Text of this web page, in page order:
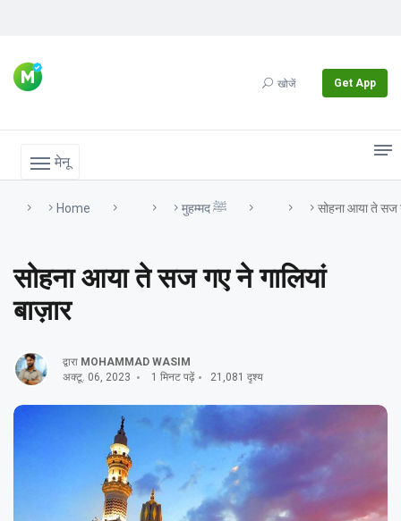
खोजें Get App
मेनू
Home मुहम्मद ﷺ सोहना आया ते सज
सोहना आया ते सज गए ने गालियां
बाज़ार
द्वारा MOHAMMAD WASIM
अक्टू. 06, 2023
1 मिनट पढ़ें 21,081 दृश्य